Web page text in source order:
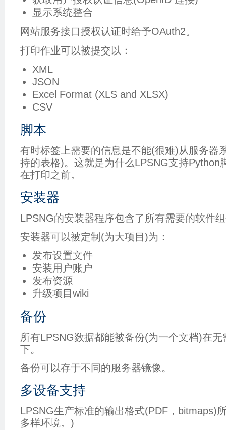
显示系统整合
网站服务接口授权认证时给予OAuth2。
打印作业可以被提交以：
XML
JSON
Excel Format (XLS and XLSX)
CSV
脚本
有时标签上需要的信息是不能(很难)从服务器
持的表格)。这就是为什么LPSNG支持Python
在打印之前。
安装器
LPSNG的安装器程序包含了所有需要的软件
安装器可以被定制(为大项目)为：
发布设置文件
安装用户账户
发布资源
升级项目wiki
备份
所有LPSNG数据都能被备份(为一个文档)在
下。
备份可以存于不同的服务器镜像。
多设备支持
LPSNG生产标准的输出格式(PDF，bitmaps)
多样环境。)